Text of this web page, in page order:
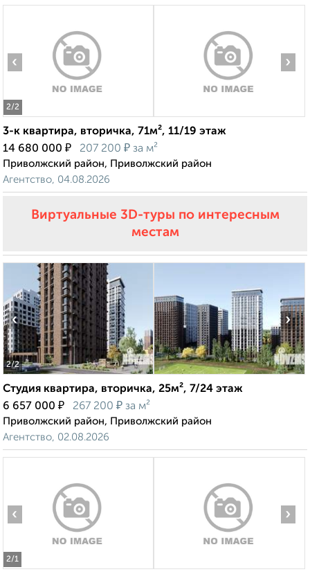
2/2
‹ ›
3-к квартира, вторичка, 71м², 11/19 этаж
14 680 000 ₽ 207 200 ₽ за м²
Приволжский район, Приволжский район
Агентство, 04.08.2026
Виртуальные 3D-туры по интересным
местам
2/2
‹ ›
Студия квартира, вторичка, 25м², 7/24 этаж
6 657 000 ₽ 267 200 ₽ за м²
Приволжский район, Приволжский район
Агентство, 02.08.2026
2/1
‹ ›